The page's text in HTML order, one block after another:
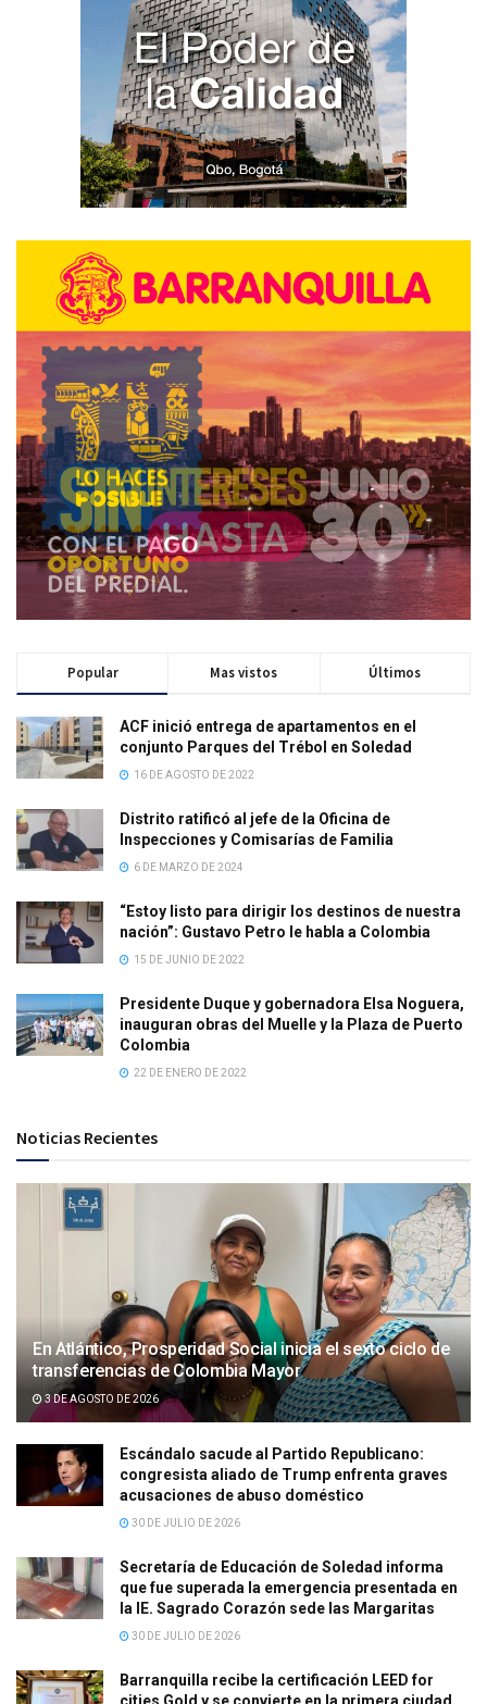
Popular Mas vistos Últimos
ACF inició entrega de apartamentos en el
conjunto Parques del Trébol en Soledad
16 DE AGOSTO DE 2022
Distrito ratificó al jefe de la Oficina de
Inspecciones y Comisarías de Familia
6 DE MARZO DE 2024
“Estoy listo para dirigir los destinos de nuestra
nación”: Gustavo Petro le habla a Colombia
15 DE JUNIO DE 2022
Presidente Duque y gobernadora Elsa Noguera,
inauguran obras del Muelle y la Plaza de Puerto
Colombia
22 DE ENERO DE 2022
Noticias Recientes
En Atlántico, Prosperidad Social inicia el sexto ciclo de
transferencias de Colombia Mayor
3 DE AGOSTO DE 2026
Escándalo sacude al Partido Republicano:
congresista aliado de Trump enfrenta graves
acusaciones de abuso doméstico
30 DE JULIO DE 2026
Secretaría de Educación de Soledad informa
que fue superada la emergencia presentada en
la IE. Sagrado Corazón sede las Margaritas
30 DE JULIO DE 2026
Barranquilla recibe la certificación LEED for